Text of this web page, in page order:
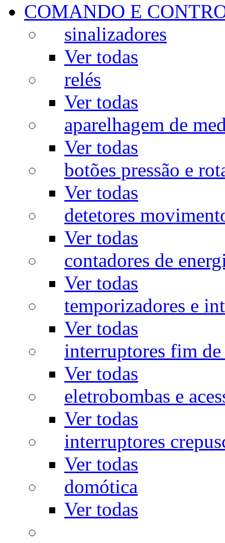
COMANDO E
sinalizadores
Ver todas
relés
Ver todas
aparelhagem de
Ver todas
botões pressão e
Ver todas
detetores
Ver todas
contadores de
Ver todas
temporizadores e
Ver todas
interruptores fim de
Ver todas
eletrobombas e
Ver todas
interruptores
Ver todas
domótica
Ver todas